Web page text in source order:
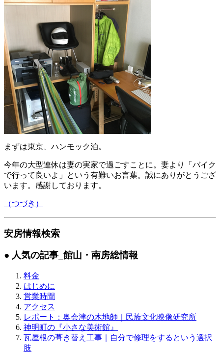
まずは東京、ハンモック泊。
今年の大型連休は妻の実家で過ごすことに。妻より「バイク
で行って良いよ」という有難いお言葉。誠にありがとうござ
います。感謝しております。
（つづき）
安房情報検索
● 人気の記事 _館山・南房総情報
料金
はじめに
営業時間
アクセス
レポート：奥会津の木地師｜民族文化映像研究所
神明町の『小さな美術館』
瓦屋根の葺き替え工事｜自分で修理をするという選択
肢